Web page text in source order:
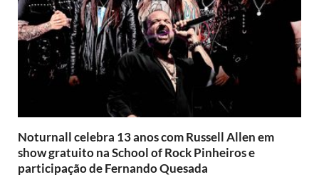
Noturnall celebra 13 anos com Russell Allen em
show gratuito na School of Rock Pinheiros e
participação de Fernando Quesada